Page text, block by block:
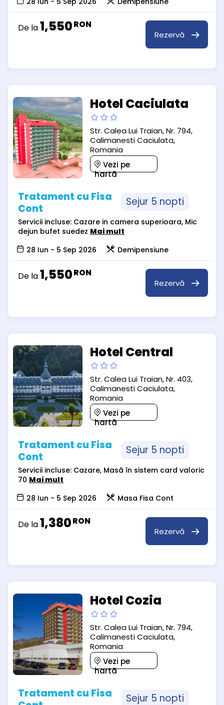
De la1,550RON
Rezervă
Hotel Caciulata
Str. Calea Lui Traian, Nr. 794,
Calimanesti Caciulata,
Romania
Vezi pe
hartă
Tratament cu Fisa
Cont
Sejur 5 nopti
Servicii incluse: Cazare in camera superioara, Mic
dejun bufet suedez Mai mult
28 Iun - 5 Sep 2026
Demipensiune
De la1,550RON
Rezervă
Hotel Central
Str. Calea Lui Traian, Nr. 403,
Calimanesti Caciulata,
Romania
Vezi pe
hartă
Tratament cu Fisa
Cont
Sejur 5 nopti
Servicii incluse: Cazare, Masă în sistem card valoric
70 Mai mult
28 Iun - 5 Sep 2026
Masa Fisa Cont
De la1,380RON
Rezervă
Hotel Cozia
Str. Calea Lui Traian, Nr. 794,
Calimanesti Caciulata,
Romania
Vezi pe
hartă
Tratament cu Fisa
Sejur 5 nopti